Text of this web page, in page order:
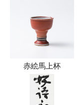
赤絵馬上杯